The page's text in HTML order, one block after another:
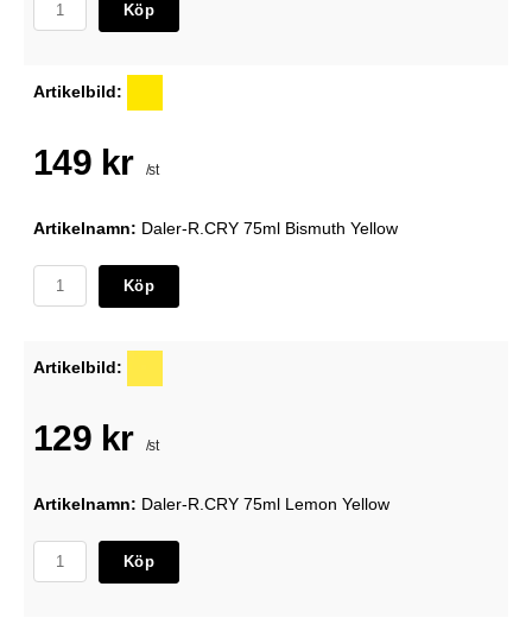
Köp
Artikelbild:
149 kr /st
Artikelnamn: Daler-R.CRY 75ml Bismuth Yellow
Köp
Artikelbild:
129 kr /st
Artikelnamn: Daler-R.CRY 75ml Lemon Yellow
Köp